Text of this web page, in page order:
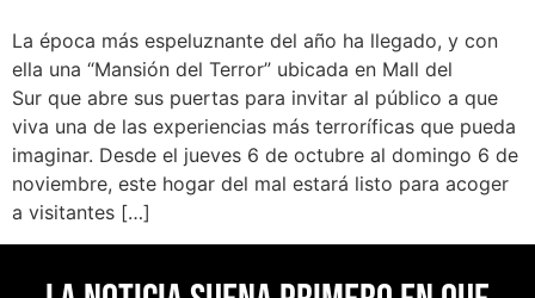
La época más espeluznante del año ha llegado, y con
ella una “Mansión del Terror” ubicada en Mall del
Sur que abre sus puertas para invitar al público a que
viva una de las experiencias más terroríficas que pueda
imaginar. Desde el jueves 6 de octubre al domingo 6 de
noviembre, este hogar del mal estará listo para acoger
a visitantes […]